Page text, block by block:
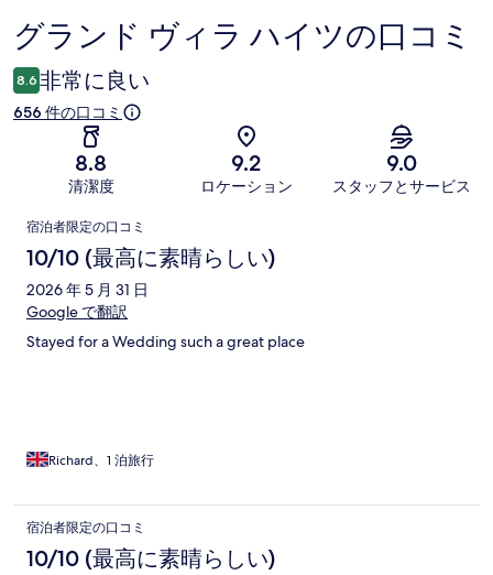
口
コ
ミ
グランド ヴィラ ハイツの口コミ
8.6 非常に良い
656 件の口コミ
8.8
清潔度
9.2
ロケーション
9.0
スタッフとサービス
口
コ
ミ
宿泊者限定の口コミ
10/10 (最高に素晴らしい)
2026 年 5 月 31 日
Google で翻訳
Stayed for a Wedding such a great place
Richard、1 泊旅行
宿泊者限定の口コミ
10/10 (最高に素晴らしい)